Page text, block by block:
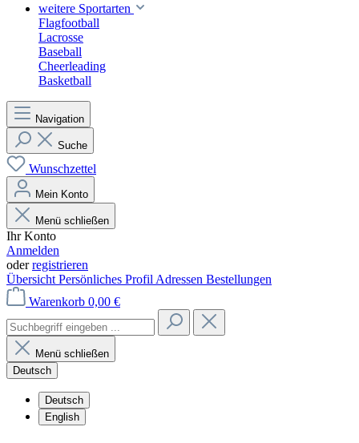
weitere Sportarten
Flagfootball
Lacrosse
Baseball
Cheerleading
Basketball
Navigation
Suche
Wunschzettel
Mein Konto
Menü schließen
Ihr Konto
Anmelden
oderregistrieren
Übersicht Persönliches Profil Adressen Bestellungen
Warenkorb 0,00 €
Menü schließen
Deutsch
Deutsch
English